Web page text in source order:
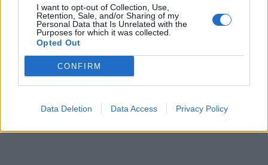
I want to opt-out of Collection, Use,
Retention, Sale, and/or Sharing of my
Personal Data that Is Unrelated with the
Purposes for which it was collected.
Opted Out
CONFIRM
Data Deletion Data Access Privacy Policy